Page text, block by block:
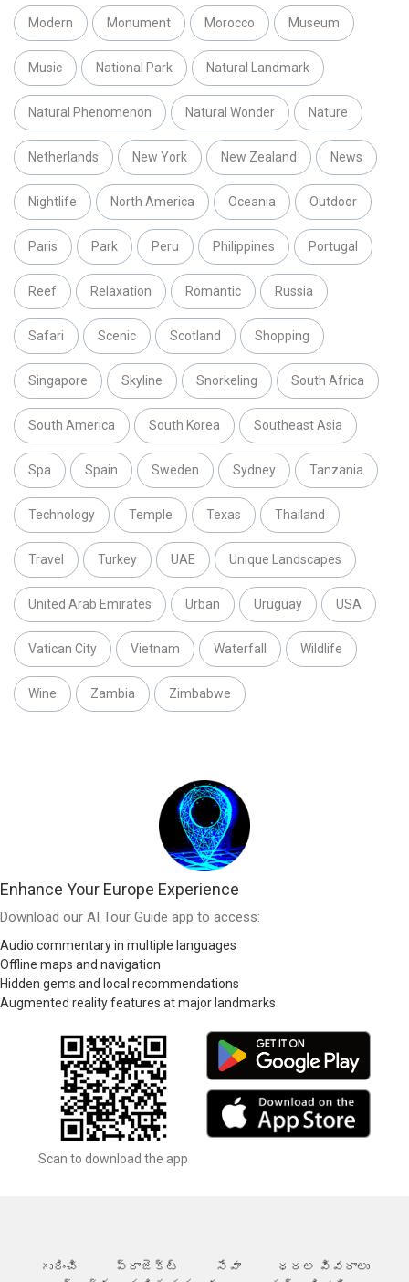
Modern Monument Morocco Museum
Music National Park Natural Landmark
Natural Phenomenon Natural Wonder Nature
Netherlands New York New Zealand News
Nightlife North America Oceania Outdoor
Paris Park Peru Philippines Portugal
Reef Relaxation Romantic Russia
Safari Scenic Scotland Shopping
Singapore Skyline Snorkeling South Africa
South America South Korea Southeast Asia
Spa Spain Sweden Sydney Tanzania
Technology Temple Texas Thailand
Travel Turkey UAE Unique Landscapes
United Arab Emirates Urban Uruguay USA
Vatican City Vietnam Waterfall Wildlife
Wine Zambia Zimbabwe
Enhance Your Europe Experience
Download our AI Tour Guide app to access:
Audio commentary in multiple languages
Offline maps and navigation
Hidden gems and local recommendations
Augmented reality features at major landmarks
Scan to download the app
గురించి ప్రాజెక్ట్ సేవా
ధరల వివరాలు